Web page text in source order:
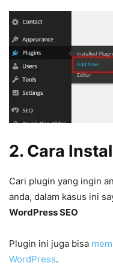
2. Cara
Cari plugin yang ingin
anda, dalam kasus ini
WordPress SEO
Plugin ini juga bisa
WordPress.